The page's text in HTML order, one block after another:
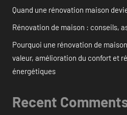
Quand une rénovation maison
Rénovation de maison : conseils,
Pourquoi une rénovation de
valeur, amélioration du confort et
énergétiques
Recent